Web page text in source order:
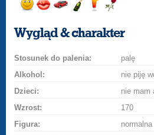
uśmiech
buziakasamochodem
szampana
drinka
różę
Wygląd & charakter
Stosunek do palenia:
palę
Alkohol:
nie piję
Dzieci:
nie mam
Wzrost:
170
Figura:
normalna